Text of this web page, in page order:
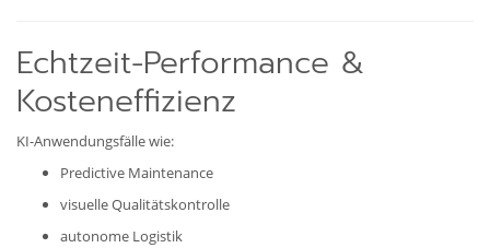
Echtzeit-Performance &
Kosteneffizienz
KI-Anwendungsfälle wie:
Predictive Maintenance
visuelle Qualitätskontrolle
autonome Logistik